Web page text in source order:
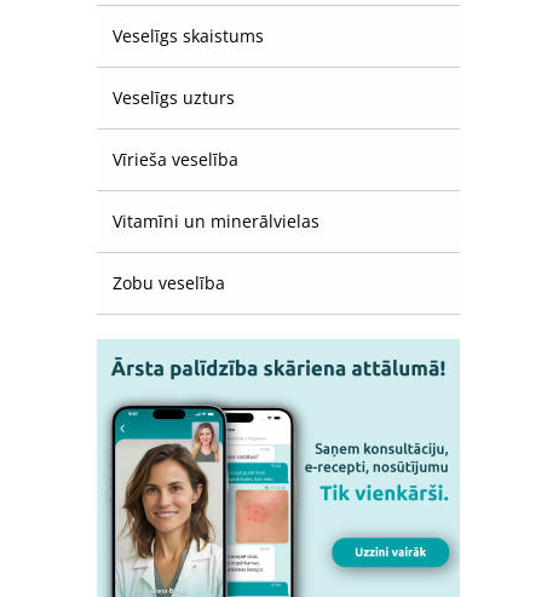
Veselīgs skaistums
Veselīgs uzturs
Vīrieša veselība
Vitamīni un minerālvielas
Zobu veselība